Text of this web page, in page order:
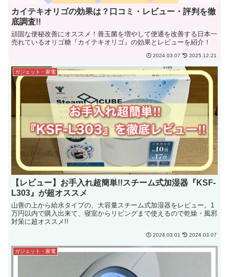
カイテキオリゴの効果は？口コミ・レビュー・評判を徹
底調査!!
頑固な便秘改善にオススメ！善玉菌を増やして便通を改善する日本一
売れているオリゴ糖『カイテキオリゴ』の効果とレビューを紹介！
2024.03.07 2025.12.21
ガジェット・家電
【レビュー】お手入れ超簡単!!スチーム式加湿器『KSF-
L303』が超オススメ
山善の上から給水タイプの、大容量スチーム式加湿器をレビュー。1
万円以内で購入出来て、寝室からリビングまで使えるので乾燥・風邪
対策に超オススメ!!
2024.03.01 2024.03.07
ガジェット・家電